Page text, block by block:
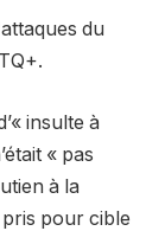
du
insulte à
« pas
à la
pour cible